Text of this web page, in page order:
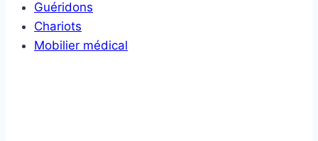
Guéridons
Chariots
Mobilier médical